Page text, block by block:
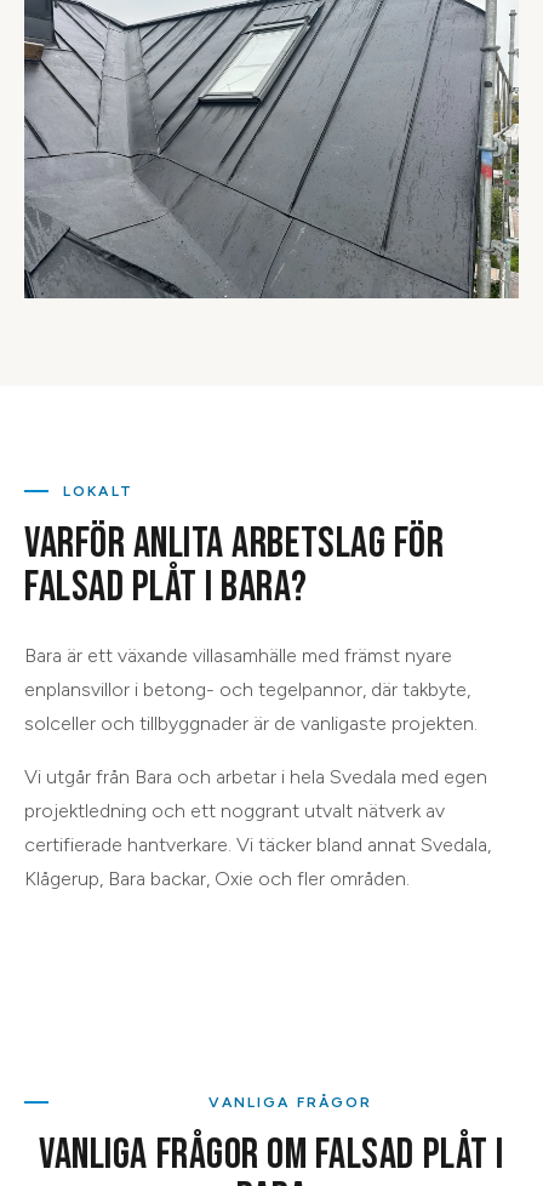
LOKALT
VARFÖR ANLITA ARBETSLAG FÖR
FALSAD PLÅT I BARA?
Bara är ett växande villasamhälle med främst nyare
enplansvillor i betong- och tegelpannor, där takbyte,
solceller och tillbyggnader är de vanligaste projekten.
Vi utgår från Bara och arbetar i hela Svedala med egen
projektledning och ett noggrant utvalt nätverk av
certifierade hantverkare. Vi täcker bland annat Svedala,
Klågerup, Bara backar, Oxie och fler områden.
VANLIGA FRÅGOR
VANLIGA FRÅGOR OM FALSAD PLÅT I